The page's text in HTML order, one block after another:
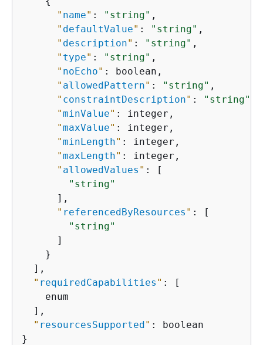
" name" : "string" ,
" defaultValue" : "string" ,
" description" : "string" ,
" type" : "string" ,
" noEcho" : boolean,
" allowedPattern" : "string" ,
" constraintDescription" : "string"
"minValue" : integer,
"maxValue" : integer,
"minLength" : integer,
"maxLength" : integer,
" allowedValues " : [
"string"
      ],
" referencedByResources " : [
"string"
      ]
    }
  ],
" requiredCapabilities " : [
    enum
  ],
" resourcesSupported" : boolean
}